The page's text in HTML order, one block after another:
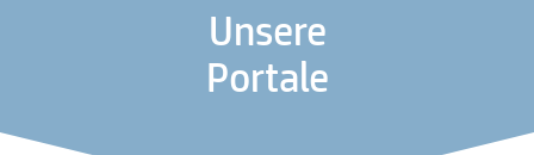
Unsere
Portale